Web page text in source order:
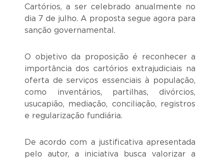
Cartórios, a ser celebrado anualmente no
dia 7 de julho. A proposta segue agora para
sanção governamental.
O objetivo da proposição é reconhecer a
importância dos cartórios extrajudiciais na
oferta de serviços essenciais à população,
como inventários, partilhas, divórcios,
usucapião, mediação, conciliação, registros
e regularização fundiária.
De acordo com a justificativa apresentada
pelo autor, a iniciativa busca valorizar a